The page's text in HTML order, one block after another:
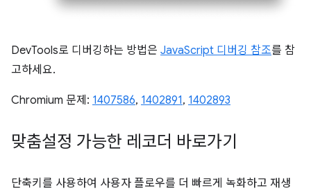
DevTools로 디버깅하는 방법은 JavaScript 디버깅 참조를 참
고하세요.
Chromium 문제: 1407586, 1402891, 1402893
맞춤설정 가능한 레코더 바로가기
단축키를 사용하여 사용자 플로우를 더 빠르게 녹화하고 재생